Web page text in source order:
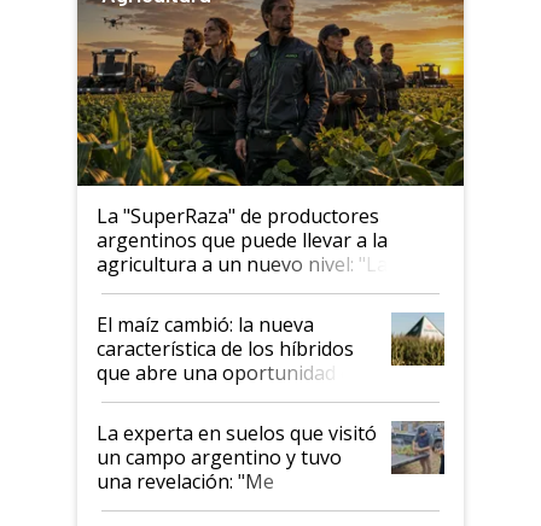
La "SuperRaza" de productores
argentinos que puede llevar a la
agricultura a un nuevo nivel: "Las
posibilidades de crecimiento son
infinitas"
El maíz cambió: la nueva
característica de los híbridos
que abre una oportunidad en
el lote
La experta en suelos que visitó
un campo argentino y tuvo
una revelación: "Me
impresionó mucho"